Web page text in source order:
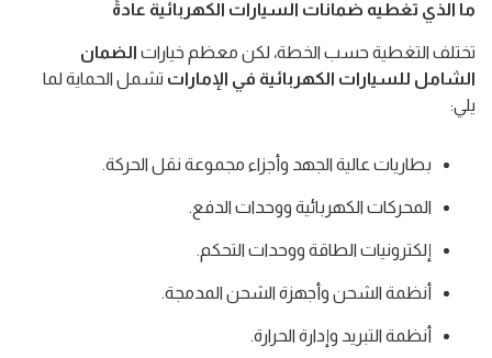
ما الذي تغطيه ضمانات السيارات الكهربائية عادةً
تختلف التغطية حسب الخطة، لكن معظم خيارات الضمان
الشامل للسيارات الكهربائية في الإمارات تشمل الحماية لما
يلي:
بطاريات عالية الجهد وأجزاء مجموعة نقل الحركة.
المحركات الكهربائية ووحدات الدفع.
إلكترونيات الطاقة ووحدات التحكم.
أنظمة الشحن وأجهزة الشحن المدمجة.
أنظمة التبريد وإدارة الحرارة.